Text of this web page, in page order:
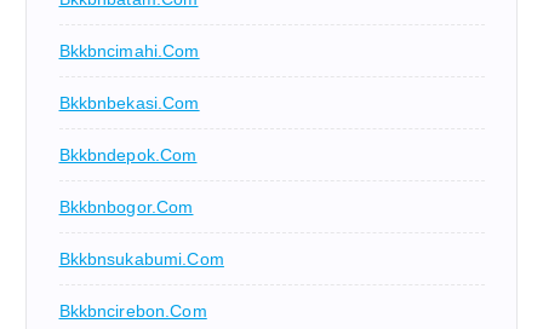
Bkkbncimahi.com
Bkkbnbekasi.com
Bkkbndepok.com
Bkkbnbogor.com
Bkkbnsukabumi.com
Bkkbncirebon.com